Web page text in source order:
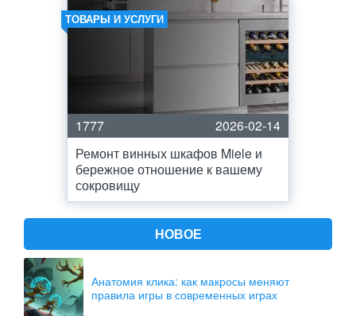
ТОВАРЫ И УСЛУГИ
1777
2026-02-14
Ремонт винных шкафов Miele и
бережное отношение к вашему
сокровищу
НОВОЕ
Анатомия клика: как макросы меняют
правила игры в современных играх